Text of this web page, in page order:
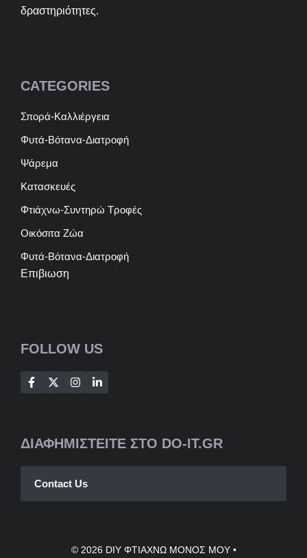
δραστηριότητες.
CATEGORIES
Σπορά-Καλλιέργεια
Φυτά-Βότανα-Διατροφή
Ψάρεμα
Κατασκευές
Φτιάχνω-Συντηρώ Τροφές
Οικόσιτα Ζώα
Φυτά-Βότανα-Διατροφή
Επιβιωση
FOLLOW US
ΔΙΑΦΗΜΙΣΤΕΙΤΕ ΣΤΟ DO-IT.GR
Contact Us
© 2026 DIY ΦΤΙΑΧΝΩ ΜΟΝΟΣ ΜΟΥ•